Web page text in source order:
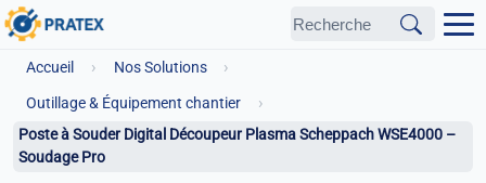
Accueil › Nos Solutions ›
Outillage & Équipement chantier ›
Poste à Souder Digital Découpeur Plasma Scheppach WSE4000 –
Soudage Pro